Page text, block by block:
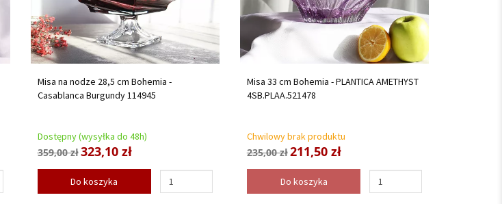
Misa na nodze 28,5 cm Bohemia -
Casablanca Burgundy 114945
Dostępny (wysyłka do 48h)
359,00 zł323,10 zł
Do koszyka
Misa 33 cm Bohemia - PLANTICA AMETHYST
4SB.PLAA.521478
Chwilowy brak produktu
235,00 zł211,50 zł
Do koszyka